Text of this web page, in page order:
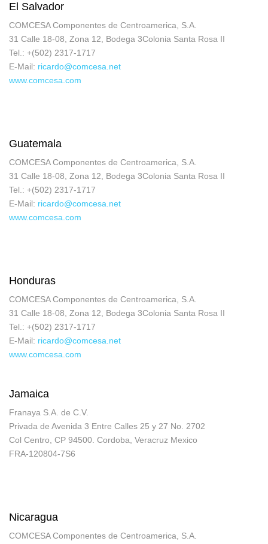
El Salvador
COMCESA Componentes de Centroamerica, S.A.
31 Calle 18-08, Zona 12, Bodega 3Colonia Santa Rosa II
Tel.: +(502) 2317-1717
E-Mail: ricardo@comcesa.net
www.comcesa.com
Guatemala
COMCESA Componentes de Centroamerica, S.A.
31 Calle 18-08, Zona 12, Bodega 3Colonia Santa Rosa II
Tel.: +(502) 2317-1717
E-Mail: ricardo@comcesa.net
www.comcesa.com
Honduras
COMCESA Componentes de Centroamerica, S.A.
31 Calle 18-08, Zona 12, Bodega 3Colonia Santa Rosa II
Tel.: +(502) 2317-1717
E-Mail: ricardo@comcesa.net
www.comcesa.com
Jamaica
Franaya S.A. de C.V.
Privada de Avenida 3 Entre Calles 25 y 27 No. 2702
Col Centro, CP 94500. Cordoba, Veracruz Mexico
FRA-120804-7S6
Nicaragua
COMCESA Componentes de Centroamerica, S.A.